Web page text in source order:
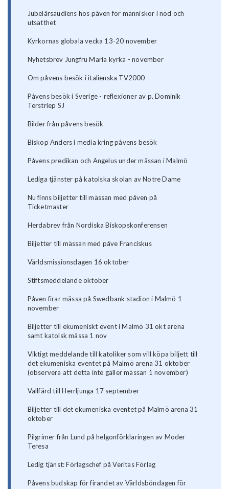
Jubelårsaudiens hos påven för människor i nöd och
utsatthet
Kyrkornas globala vecka 13-20 november
Nyhetsbrev Jungfru Maria kyrka - november
Om påvens besök i italienska TV2000
Påvens besök i Sverige - reflexioner av p. Dominik
Terstriep SJ
Bilder från påvens besök
Biskop Anders i media kring påvens besök
Påvens predikan och Angelus under mässan i Malmö
Lediga tjänster på katolska skolan av Notre Dame
Nu finns biljetter till mässan med påven på
Ticketmaster
Herdabrev från Nordiska Biskopskonferensen
Biljetter till mässan med påve Franciskus
Världsmissionsdagen 16 oktober
Stiftsmeddelande oktober
Påven firar mässa på Swedbank stadion i Malmö 1
november
Biljetter till ekumeniskt event i Malmö 31 okt arena
samt katolsk mässa 1 nov
Viktigt meddelande till katoliker som vill köpa biljett till
det ekumeniska eventet på Malmö arena 31 oktober
(observera att detta inte gäller mässan 1 november)
Vallfärd till Herrljunga 17 september
Biljetter till det ekumeniska eventet på Malmö arena 31
oktober
Pilgrimer från Lund på helgonförklaringen av Moder
Teresa
Ledig tjänst: Förlagschef på Veritas Förlag
Påvens budskap för firandet av Världsböndagen för